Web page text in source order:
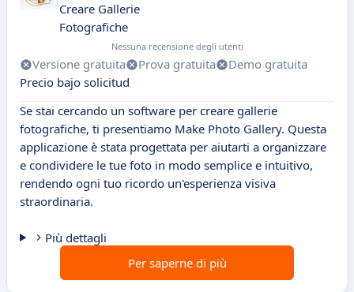
Creare Gallerie
Fotografiche
Nessuna recensione degli utenti
Versione gratuita Prova gratuita
Demo gratuita
Precio bajo solicitud
Se stai cercando un software per creare gallerie
fotografiche, ti presentiamo Make Photo Gallery. Questa
applicazione è stata progettata per aiutarti a organizzare
e condividere le tue foto in modo semplice e intuitivo,
rendendo ogni tuo ricordo un'esperienza visiva
straordinaria.
Più dettagli
Per saperne di più